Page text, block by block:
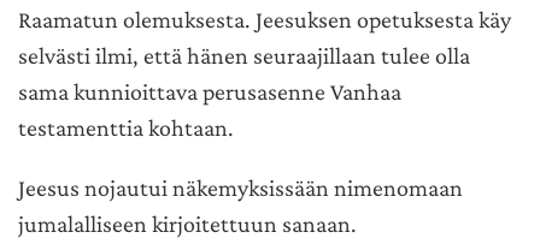
Raamatun olemuksesta. Jeesuksen opetuksesta käy
selvästi ilmi, että hänen seuraajillaan tulee olla
sama kunnioittava perusasenne Vanhaa
testamenttia kohtaan.
Jeesus nojautui näkemyksissään nimenomaan
jumalalliseen kirjoitettuun sanaan.